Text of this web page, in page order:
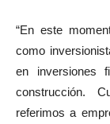
“En este
como
en inversiones
construcción.
referimos a